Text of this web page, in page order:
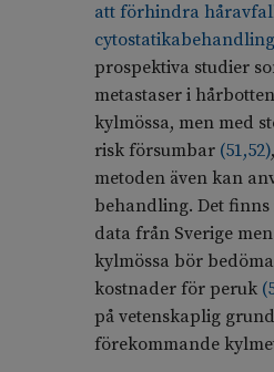
att förhindra
cytostatikabehandling
prospektiva studier
metastaser i
kylmössa, men med
risk försumbar (51,52)
metoden även kan
behandling. Det
data från Sverige
kylmössa bör
kostnader för peruk (
på vetenskaplig
förekommande